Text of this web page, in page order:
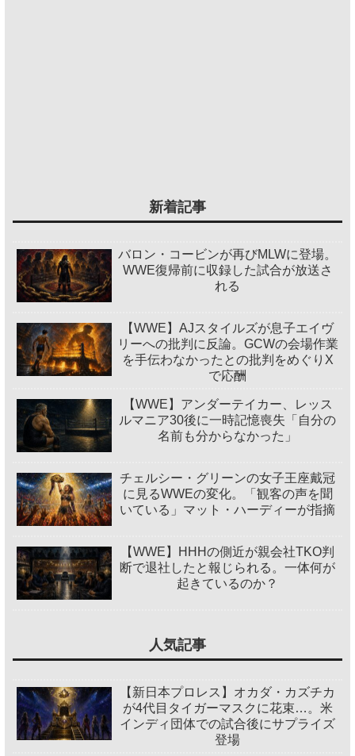
新着記事
バロン・コービンが再びMLWに登場。
WWE復帰前に収録した試合が放送さ
れる
【WWE】AJスタイルズが息子エイヴ
リーへの批判に反論。GCWの会場作業
を手伝わなかったとの批判をめぐりX
で応酬
【WWE】アンダーテイカー、レッス
ルマニア30後に一時記憶喪失「自分の
名前も分からなかった」
チェルシー・グリーンの女子王座戴冠
に見るWWEの変化。「観客の声を聞
いている」マット・ハーディーが指摘
【WWE】HHHの側近が親会社TKO判
断で退社したと報じられる。一体何が
起きているのか？
人気記事
【新日本プロレス】オカダ・カズチカ
が4代目タイガーマスクに花束…。米
インディ団体での試合後にサプライズ
登場